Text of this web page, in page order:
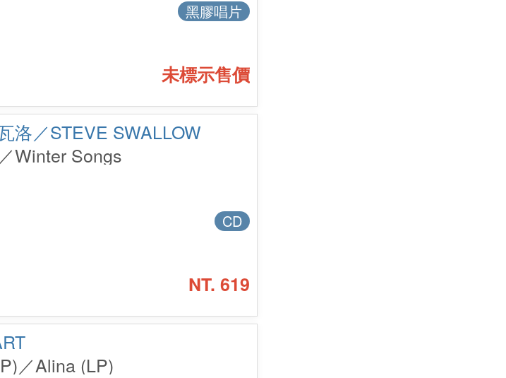
黑膠唱片
未標示售價
洛／STEVE SWALLOW
Winter Songs
CD
NT. 619
／Alina (LP)